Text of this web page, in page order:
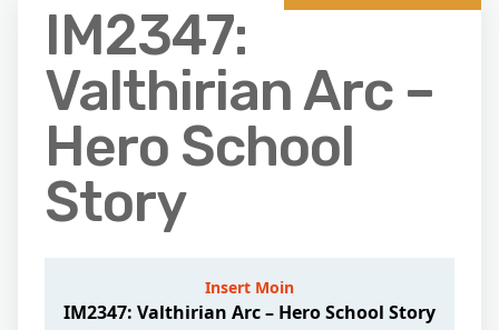
IM2347:
Valthirian Arc –
Hero School
Story